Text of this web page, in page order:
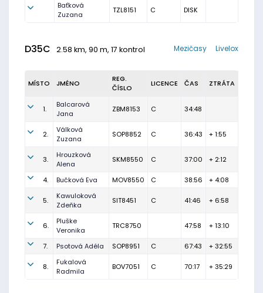
Baťková
Zuzana
TZL8151 C DISK
D35C 2.58 km, 90 m, 17 kontrol Livelox
Mezičasy
MÍSTO JMÉNO
REG.
ČÍSLO
LICENCE ČAS ZTRÁTA
1.
Balcarová
Jana
ZBM8153 C 34:48
2.
Válková
Zuzana
SOP8852 C 36:43 + 1:55
3.
Hrouzková
Alena
SKM8550 C 37:00 + 2:12
4. Bučková Eva MOV8550 C 38:56 + 4:08
5.
Kawuloková
Zdeňka
SIT8451 C 41:46 + 6:58
6.
Pluške
Veronika
TRC8750 47:58 + 13:10
7. Psotová Adéla SOP8951 C 67:43 + 32:55
8.
Fukalová
Radmila
BOV7051 C 70:17 + 35:29